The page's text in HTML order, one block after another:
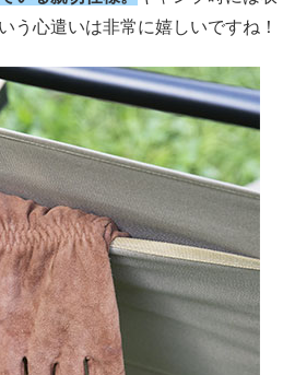
う心遣いは非常に嬉しいですね！